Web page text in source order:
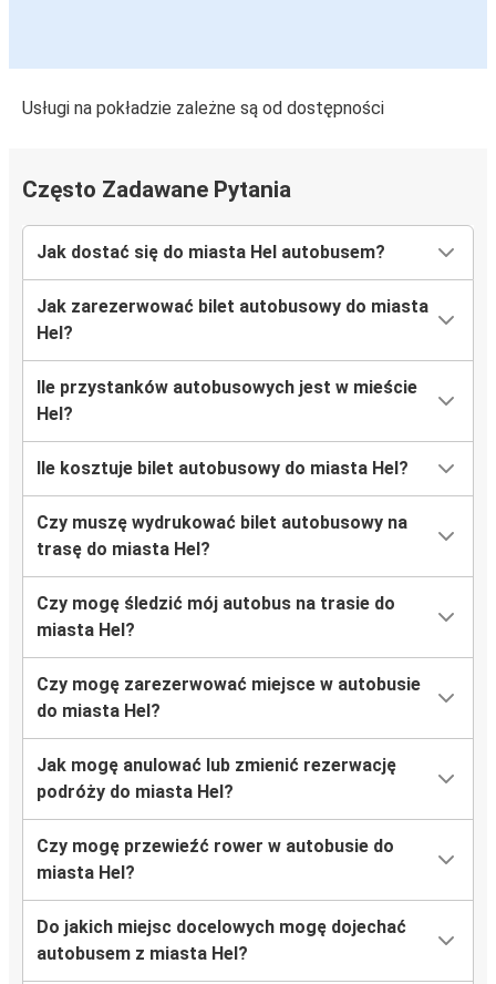
Rypin
Hel
Usługi na pokładzie zależne są od dostępności
Często Zadawane Pytania
Jak dostać się do miasta Hel autobusem?
Jak zarezerwować bilet autobusowy do miasta
Hel?
Ile przystanków autobusowych jest w mieście
Hel?
Ile kosztuje bilet autobusowy do miasta Hel?
Czy muszę wydrukować bilet autobusowy na
trasę do miasta Hel?
Czy mogę śledzić mój autobus na trasie do
miasta Hel?
Czy mogę zarezerwować miejsce w autobusie
do miasta Hel?
Jak mogę anulować lub zmienić rezerwację
podróży do miasta Hel?
Czy mogę przewieźć rower w autobusie do
miasta Hel?
Do jakich miejsc docelowych mogę dojechać
autobusem z miasta Hel?